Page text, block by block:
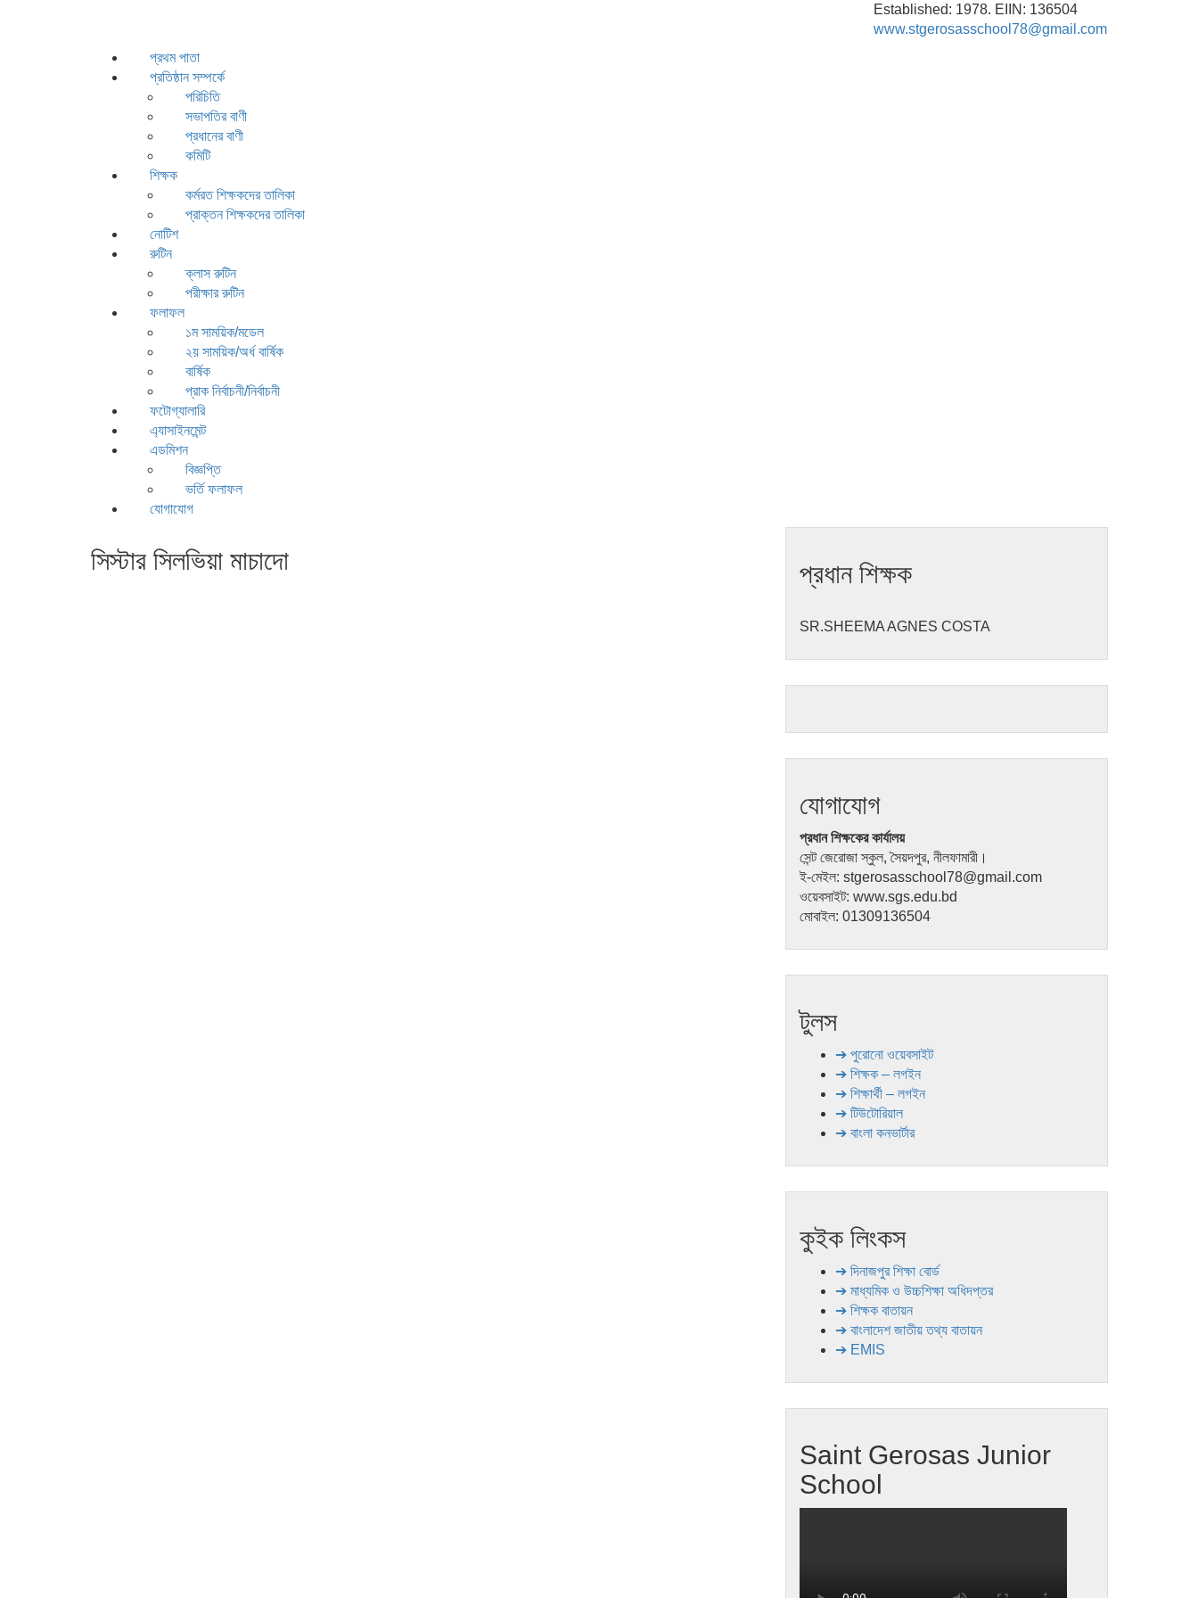
Established: 1978. EIIN: 136504
www.stgerosasschool78@gmail.com
প্রথম পাতা
প্রতিষ্ঠান সম্পর্কে
পরিচিতি
সভাপতির বাণী
প্রধানের বাণী
কমিটি
শিক্ষক
কর্মরত শিক্ষকদের তালিকা
প্রাক্তন শিক্ষকদের তালিকা
নোটিশ
রুটিন
ক্লাস রুটিন
পরীক্ষার রুটিন
ফলাফল
১ম সাময়িক/মডেল
২য় সাময়িক/অর্ধ বার্ষিক
বার্ষিক
প্রাক নির্বাচনী/নির্বাচনী
ফটোগ্যালারি
এ্যাসাইনমেন্ট
এডমিশন
বিজ্ঞপ্তি
ভর্তি ফলাফল
যোগাযোগ
সিস্টার সিলভিয়া মাচাদো প্রধান শিক্ষক
SR.SHEEMA AGNES COSTA
যোগাযোগ
প্রধান শিক্ষকের কার্যালয়
সেন্ট জেরোজা স্কুল, সৈয়দপুর, নীলফামারী।
ই-মেইল: stgerosasschool78@gmail.com
ওয়েবসাইট: www.sgs.edu.bd
মোবাইল: 01309136504
টুলস
➔ পুরোনো ওয়েবসাইট
➔ শিক্ষক – লগইন
➔ শিক্ষার্থী – লগইন
➔ টিউটোরিয়াল
➔ বাংলা কনভার্টার
কুইক লিংকস
➔ দিনাজপুর শিক্ষা বোর্ড
➔ মাধ্যমিক ও উচ্চশিক্ষা অধিদপ্তর
➔ শিক্ষক বাতায়ন
➔ বাংলাদেশ জাতীয় তথ্য বাতায়ন
➔ EMIS
Saint Gerosas Junior
School